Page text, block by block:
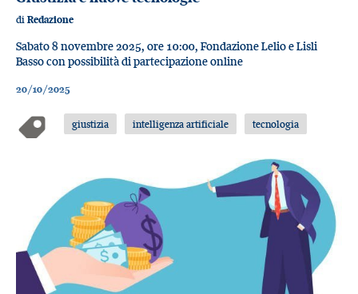
di Redazione
Sabato 8 novembre 2025, ore 10:00, Fondazione Lelio e Lisli
Basso con possibilità di partecipazione online
20/10/2025
giustizia intelligenza artificiale tecnologia